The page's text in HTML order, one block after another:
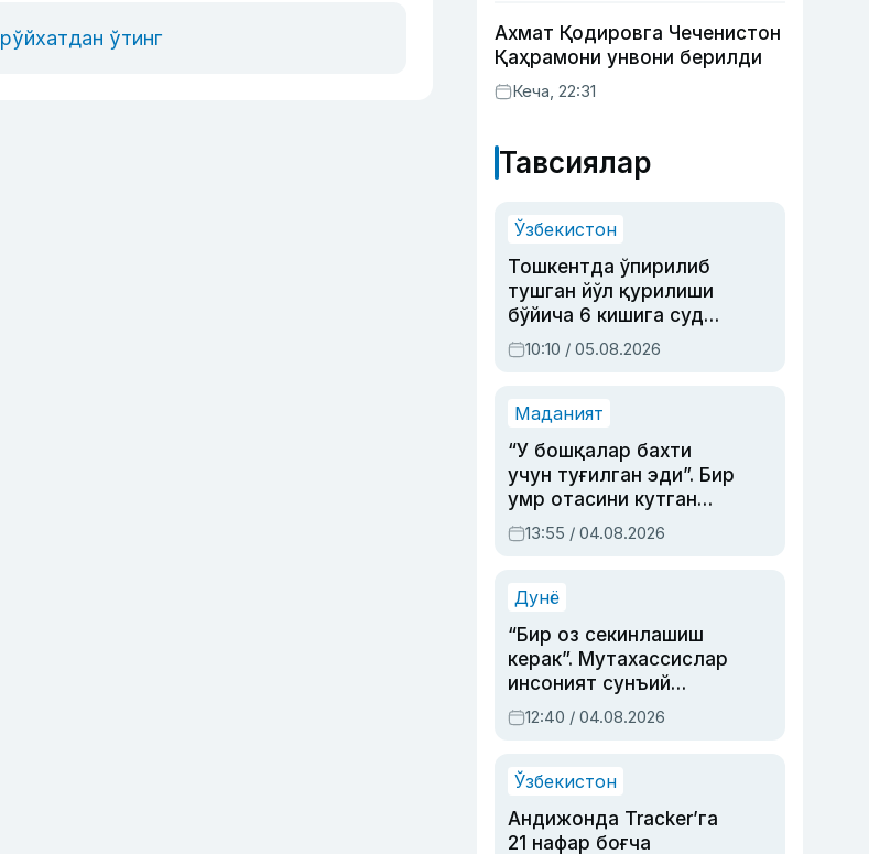
рўйхатдан ўтинг
Ахмат Қодировга Чеченистон
Қаҳрамони унвони берилди
Кеча, 22:31
Тавсиялар
Ўзбекистон
Тошкентда ўпирилиб
тушган йўл қурилиши
бўйича 6 кишига суд
ҳукми ўқилди
10:10 / 05.08.2026
Маданият
“У бошқалар бахти
учун туғилган эди”. Бир
умр отасини кутган
актриса ва дубльяж
устаси Римма
синовларга тўла ҳаёти
13:55 / 04.08.2026
Дунё
“Бир оз секинлашиш
керак”. Мутахассислар
инсоният сунъий
интеллектни бошқара
олмай қолишидан
12:40 / 04.08.2026
Ўзбекистон
Андижонда Tracker’га
21 нафар боғча